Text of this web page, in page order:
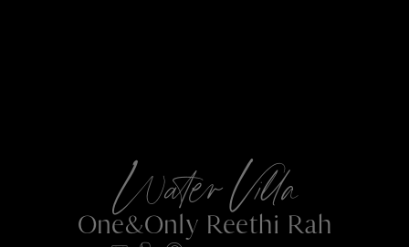
Water Villa
One&Only Reethi Rah